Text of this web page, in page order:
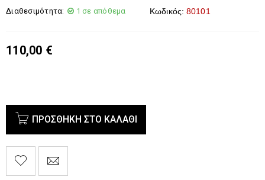
Διαθεσιμότητα: 1 σε απόθεμα Κωδικός: 80101
110,00 €
ΠΡΟΣΘΉΚΗ ΣΤΟ ΚΑΛΆΘΙ